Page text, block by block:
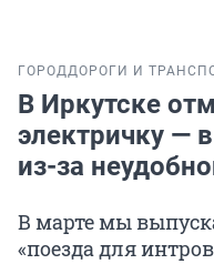
ГОРОДДОРОГИ И
В Иркутске
электричку —
из-за
В марте мы
«поезда для